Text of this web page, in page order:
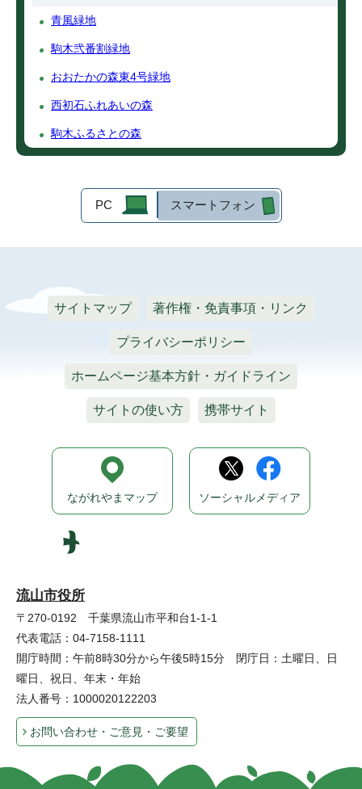
青風緑地
駒木弐番割緑地
おおたかの森東4号緑地
西初石ふれあいの森
駒木ふるさとの森
PC スマートフォン
サイトマップ 著作権・免責事項・リンク
プライバシーポリシー
ホームページ基本方針・ガイドライン
サイトの使い方 携帯サイト
流山市役所
〒270-0192 千葉県流山市平和台1-1-1
代表電話：04-7158-1111
開庁時間：午前8時30分から午後5時15分 閉庁日：土曜日、日
曜日、祝日、年末・年始
法人番号：1000020122203
お問い合わせ・ご意見・ご要望
ながれやまマップ ソーシャルメディア